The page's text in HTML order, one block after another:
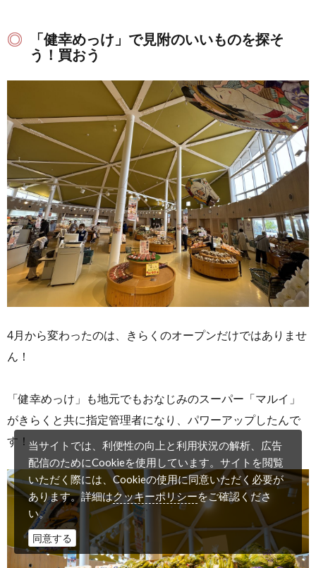
「健幸めっけ」で見附のいいものを探そ
う！買おう
4月から変わったのは、きらくのオープンだけではありませ
ん！
「健幸めっけ」も地元でもおなじみのスーパー「マルイ」
がきらくと共に指定管理者になり、パワーアップしたんで
す！当サイトでは、利便性の向上と利用状況の解析、広告
配信のためにCookieを使用しています。サイトを閲覧
いただく際には、Cookieの使用に同意いただく必要が
あります。詳細はクッキーポリシーをご確認くださ
い。
同意する